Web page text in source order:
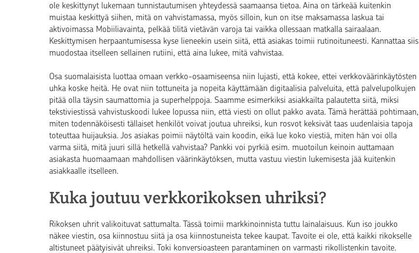
ole keskittynyt lukemaan tunnistautumisen yhteydessä saamaansa tietoa. Aina on tärkeää kuitenkin
muistaa keskittyä siihen, mitä on vahvistamassa, myös silloin, kun on itse maksamassa laskua tai
aktivoimassa Mobiiliavainta, pelkää tilitä vietävän varoja tai vaikka ollessaan matkalla sairaalaan.
Keskittymisen herpaantumisessa kyse lieneekin usein siitä, että asiakas toimii rutinoituneesti. Kannattaa siis
muodostaa itselleen sellainen rutiini, että aina lukee, mitä vahvistaa.
Osa suomalaisista luottaa omaan verkko-osaamiseensa niin lujasti, että kokee, ettei verkkoväärinkäytösten
uhka koske heitä. He ovat niin tottuneita ja nopeita käyttämään digitaalisia palveluita, että palvelupolkujen
pitää olla täysin saumattomia ja superhelppoja. Saamme esimerkiksi asiakkailta palautetta siitä, miksi
tekstiviestissä vahvistuskoodi lukee lopussa niin, että viesti on ollut pakko avata. Tämä herättää pohtimaan,
miten todennäköisesti tällaiset henkilöt voivat joutua uhreiksi, kun rosvot keksivät taas uudenlaisia tapoja
toteuttaa huijauksia. Jos asiakas poimii näytöltä vain koodin, eikä lue koko viestiä, miten hän voi olla
varma siitä, mitä juuri sillä hetkellä vahvistaa? Pankki voi pyrkiä esim. muotoilun keinoin auttamaan
asiakasta huomaamaan mahdollisen väärinkäytöksen, mutta vastuu viestin lukemisesta jää kuitenkin
asiakkaalle itselleen.
Kuka joutuu verkkorikoksen uhriksi?
Rikoksen uhrit valikoituvat sattumalta. Tässä toimii markkinoinnista tuttu lainalaisuus. Kun iso joukko
näkee viestin, osa kiinnostuu siitä ja osa kiinnostuneista tekee kaupat. Tavoite ei ole, että kaikki rikokselle
altistuneet päätyisivät uhreiksi. Toki konversioasteen parantaminen on varmasti rikollistenkin tavoite.